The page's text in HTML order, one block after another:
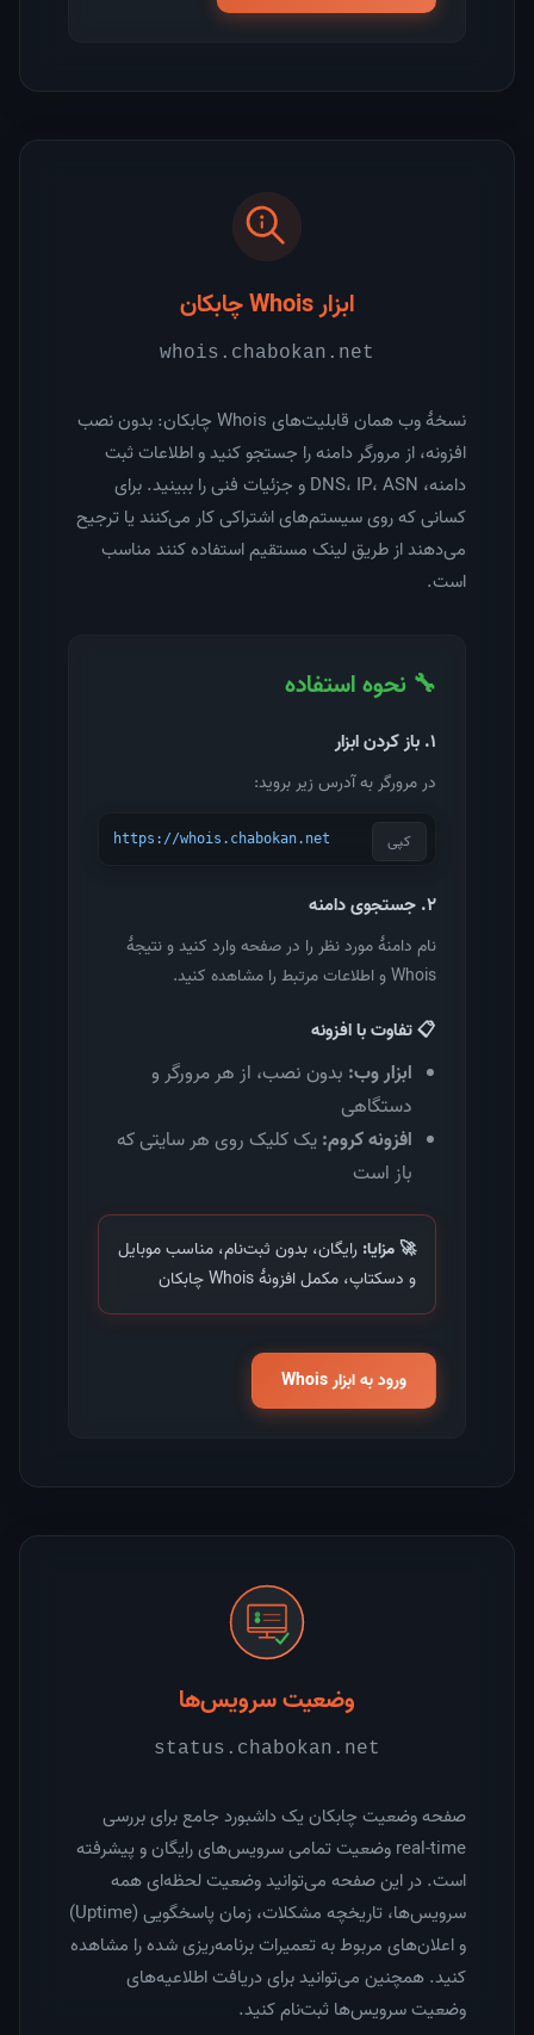
ابزار Whois چابکان
whois.chabokan.net
نسخهٔ وب همان قابلیت‌های Whois چابکان: بدون نصب
افزونه، از مرورگر دامنه را جستجو کنید و اطلاعات ثبت
دامنه، DNS، IP، ASN و جزئیات فنی را ببینید. برای
کسانی که روی سیستم‌های اشتراکی کار می‌کنند یا ترجیح
می‌دهند از طریق لینک مستقیم استفاده کنند مناسب
است.
🔧 نحوه استفاده
۱. باز کردن ابزار
در مرورگر به آدرس زیر بروید:
کپی https://whois.chabokan.net
۲. جستجوی دامنه
نام دامنهٔ مورد نظر را در صفحه وارد کنید و نتیجهٔ
Whois و اطلاعات مرتبط را مشاهده کنید.
📋 تفاوت با افزونه
ابزار وب: بدون نصب، از هر مرورگر و
دستگاهی
افزونه کروم:یک کلیک روی هر سایتی که
باز است
🚀 مزایا: رایگان، بدون ثبت‌نام، مناسب موبایل
و دسکتاپ، مکمل افزونهٔ Whois چابکان
ورود به ابزار Whois
وضعیت سرویس‌ها
status.chabokan.net
صفحه وضعیت چابکان یک داشبورد جامع برای بررسی
real-time وضعیت تمامی سرویس‌های رایگان و پیشرفته
است. در این صفحه می‌توانید وضعیت لحظه‌ای همه
سرویس‌ها، تاریخچه مشکلات، زمان پاسخگویی (Uptime)
و اعلان‌های مربوط به تعمیرات برنامه‌ریزی شده را مشاهده
کنید. همچنین می‌توانید برای دریافت اطلاعیه‌های
وضعیت سرویس‌ها ثبت‌نام کنید.